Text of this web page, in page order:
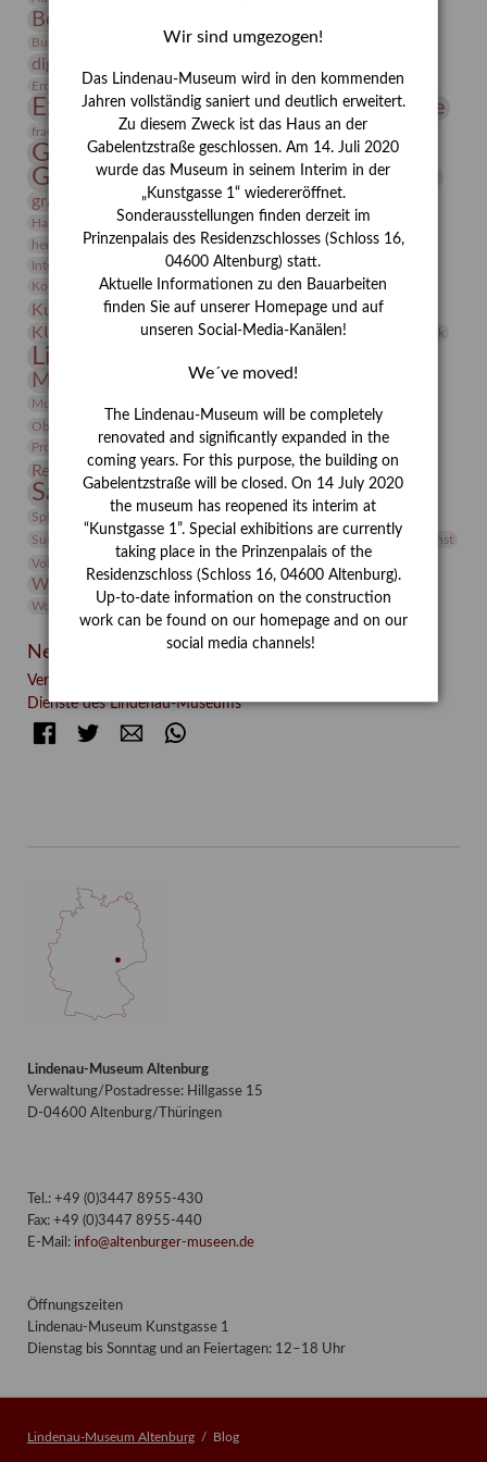
Bernhard August von Lindenau
Burg Posterstein Conrad Felixmüller Depot
digitallabor
Erdmann Julius Dietrich
Erlebnisportal estrusker Exlibris
Expressionismus Festrede Florenz Fotografie
frauen Frauen in der Antike und heute
Gerhard-Altenbourg-Preis
Gerhard Altenbourg
Gerhard Kurt Müller
grafische sammlung griechische Mythologie
Hanns-Conon von der Gabelentz Heinrich Kirchhoff Heldinnen
herman de vries Humboldt
Insekten
Integriertes Schädlingsmanagement
Italien Jahresempfang
Kolosseum
Kooperationsausstellung Korkmodelle Kunst
Kunstmuseum Kunstvermittlung Kunst von Kühl
KUNSTWAND Kurs Künstler Künstlerin Lehmbruck
Lindenau-Museum
Museumsgeschichte Museumsnacht
Museumspädagogik Natur
Objekt im Fokus
Phelloplastik
Pohlhof
Provenienz
Provenienzforschung
Restaurierung Rudi Lesser Ruth Wolf-Rehfeld
Sammlung Samstagszeichner Skulptur
Sonderausstellung
Sphinx
studio Studio Bildende Kunst
Suermondt-Ludwig-Museum
Vermittlung
Videokunst
Volontariat
Walter Rheiner Werefkin
Werkbetrachtung Winter Wissenschaft
Wolf and Dog
Wolf und Hund
Zirkuswoche
Neueste Beiträge
Verschenkt, verkauft, vergessen? – Kunstdetektivinnen im
Dienste des Lindenau-Museums
FacebookTwitter E-mail
Lindenau-Museum Altenburg
Verwaltung/Postadresse: Hillgasse 15
D-04600 Altenburg/Thüringen
Tel.: +49 (0)3447 8955-430
Fax: +49 (0)3447 8955-440
E-Mail: info@altenburger-museen.de
Öffnungszeiten
Lindenau-Museum Kunstgasse 1
Dienstag bis Sonntag und an Feiertagen: 12–18 Uhr
Lindenau-Museum Altenburg Blog
Wir sind umgezogen!
Das Lindenau-Museum wird in den kommenden
Jahren vollständig saniert und deutlich erweitert.
Zu diesem Zweck ist das Haus an der
Gabelentzstraße geschlossen. Am 14. Juli 2020
wurde das Museum in seinem Interim in der
„Kunstgasse 1“ wiedereröffnet.
Sonderausstellungen finden derzeit im
Prinzenpalais des Residenzschlosses (Schloss 16,
04600 Altenburg) statt.
Aktuelle Informationen zu den Bauarbeiten
finden Sie auf unserer Homepage und auf
unseren Social-Media-Kanälen!
We´ve moved!
The Lindenau-Museum will be completely
renovated and significantly expanded in the
coming years. For this purpose, the building on
Gabelentzstraße will be closed. On 14 July 2020
the museum has reopened its interim at
“Kunstgasse 1”. Special exhibitions are currently
taking place in the Prinzenpalais of the
Residenzschloss (Schloss 16, 04600 Altenburg).
Up-to-date information on the construction
work can be found on our homepage and on our
social media channels!